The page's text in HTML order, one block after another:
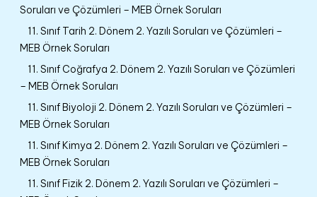
Soruları ve Çözümleri – MEB Örnek Soruları
11. Sınıf Tarih 2. Dönem 2. Yazılı Soruları ve Çözümleri –
MEB Örnek Soruları
11. Sınıf Coğrafya 2. Dönem 2. Yazılı Soruları ve Çözümleri
– MEB Örnek Soruları
11. Sınıf Biyoloji 2. Dönem 2. Yazılı Soruları ve Çözümleri –
MEB Örnek Soruları
11. Sınıf Kimya 2. Dönem 2. Yazılı Soruları ve Çözümleri –
MEB Örnek Soruları
11. Sınıf Fizik 2. Dönem 2. Yazılı Soruları ve Çözümleri –